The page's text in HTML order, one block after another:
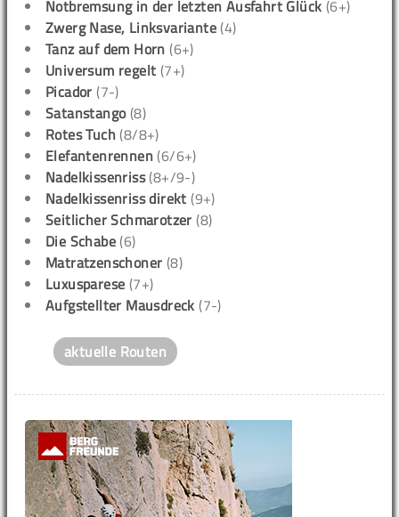
Notbremsung in der letzten Ausfahrt Glück (6+)
Zwerg Nase, Linksvariante (4)
Tanz auf dem Horn (6+)
Universum regelt (7+)
Picador (7-)
Satanstango(8)
Rotes Tuch (8/8+)
Elefantenrennen (6/6+)
Nadelkissenriss(8+/9-)
Nadelkissenriss direkt (9+)
Seitlicher Schmarotzer (8)
Die Schabe (6)
Matratzenschoner (8)
Luxusparese (7+)
Aufgstellter Mausdreck (7-)
aktuelle Routen